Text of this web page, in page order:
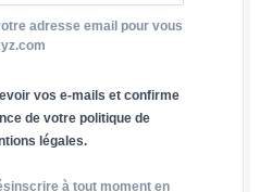
adresse email pour vous
vos e-mails et confirme
de votre politique de
légales.
à tout moment en